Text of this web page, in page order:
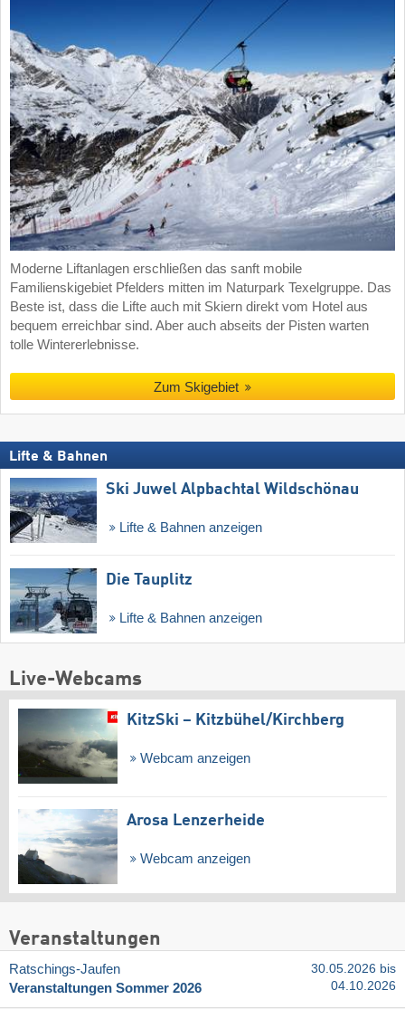
Moderne Liftanlagen erschließen das sanft mobile
Familienskigebiet Pfelders mitten im Naturpark Texelgruppe. Das
Beste ist, dass die Lifte auch mit Skiern direkt vom Hotel aus
bequem erreichbar sind. Aber auch abseits der Pisten warten
tolle Wintererlebnisse.
Zum Skigebiet
Lifte & Bahnen
Ski Juwel Alpbachtal Wildschönau
Lifte & Bahnen anzeigen
Die Tauplitz
Lifte & Bahnen anzeigen
Live-Webcams
KitzSki – Kitzbühel/​Kirchberg
Webcam anzeigen
Arosa Lenzerheide
Webcam anzeigen
Veranstaltungen
Ratschings-Jaufen
Veranstaltungen Sommer 2026
30.05.2026 bis
04.10.2026